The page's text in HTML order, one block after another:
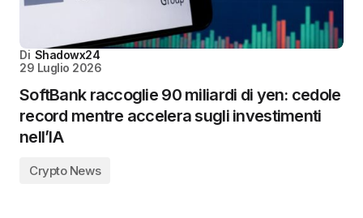
Di Shadowx24
29 Luglio 2026
SoftBank raccoglie 90 miliardi di yen: cedole
record mentre accelera sugli investimenti
nell’IA
Crypto News